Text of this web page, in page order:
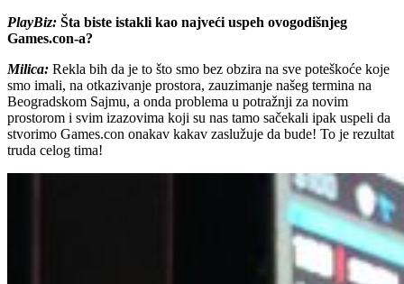
PlayBiz: Šta biste istakli kao najveći uspeh ovogodišnjeg
Games.con-a?
Milica: Rekla bih da je to što smo bez obzira na sve poteškoće koje
smo imali, na otkazivanje prostora, zauzimanje našeg termina na
Beogradskom Sajmu, a onda problema u potražnji za novim
prostorom i svim izazovima koji su nas tamo sačekali ipak uspeli da
stvorimo Games.con onakav kakav zaslužuje da bude! To je rezultat
truda celog tima!